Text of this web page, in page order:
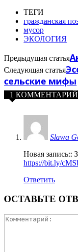
ТЕГИ
гражданская
мусор
ЭКОЛОГИЯ
Предыдущая статья
Следующая статья
сельские мифы
1 КОММЕНТАРИЙ
Slawa
Новая запись::
https://bit.ly/
Ответить
ОСТАВЬТЕ